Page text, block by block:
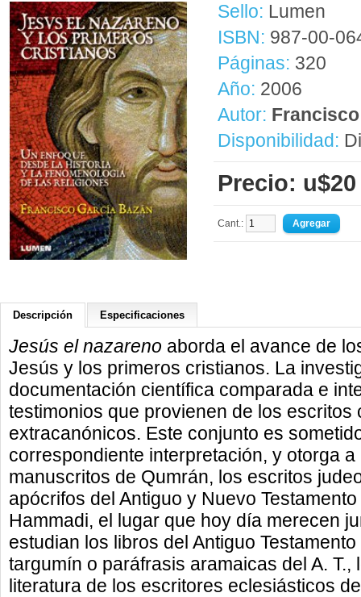
Sello: Lumen
ISBN: 987-00-
Páginas: 320
Año: 2006
Autor:
Disponibilidad:
Precio: u$20
Cant.:
Descripción Especificaciones
Jesús el nazareno aborda el avance de
Jesús y los primeros cristianos. La
documentación científica comparada e
testimonios que provienen de los escritos
extracanónicos. Este conjunto es
correspondiente interpretación, y otorga
manuscritos de Qumrán, los escritos
apócrifos del Antiguo y Nuevo
Hammadi, el lugar que hoy día merecen
estudian los libros del Antiguo
targumín o paráfrasis aramaicas del A.
literatura de los escritores eclesiásticos